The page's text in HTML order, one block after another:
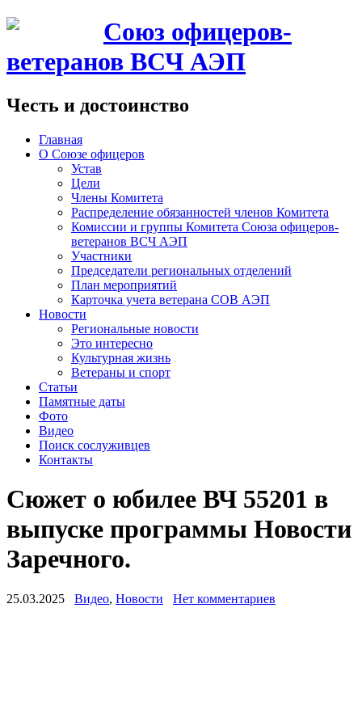
Союз офицеров-
ветеранов ВСЧ АЭП
Честь и достоинство
Главная
О Союзе офицеров
Устав
Цели
Члены Комитета
Распределение обязанностей членов Комитета
Комиссии и группы Комитета Союза офицеров-
ветеранов ВСЧ АЭП
Участники
Председатели региональных отделений
План мероприятий
Карточка учета ветерана CОВ АЭП
Новости
Региональные новости
Это интересно
Культурная жизнь
Ветераны и спорт
Статьи
Памятные даты
Фото
Видео
Поиск сослуживцев
Контакты
Сюжет о юбилее ВЧ 55201 в
выпуске программы Новости
Заречного.
25.03.2025 Видео, Новости Нет комментариев